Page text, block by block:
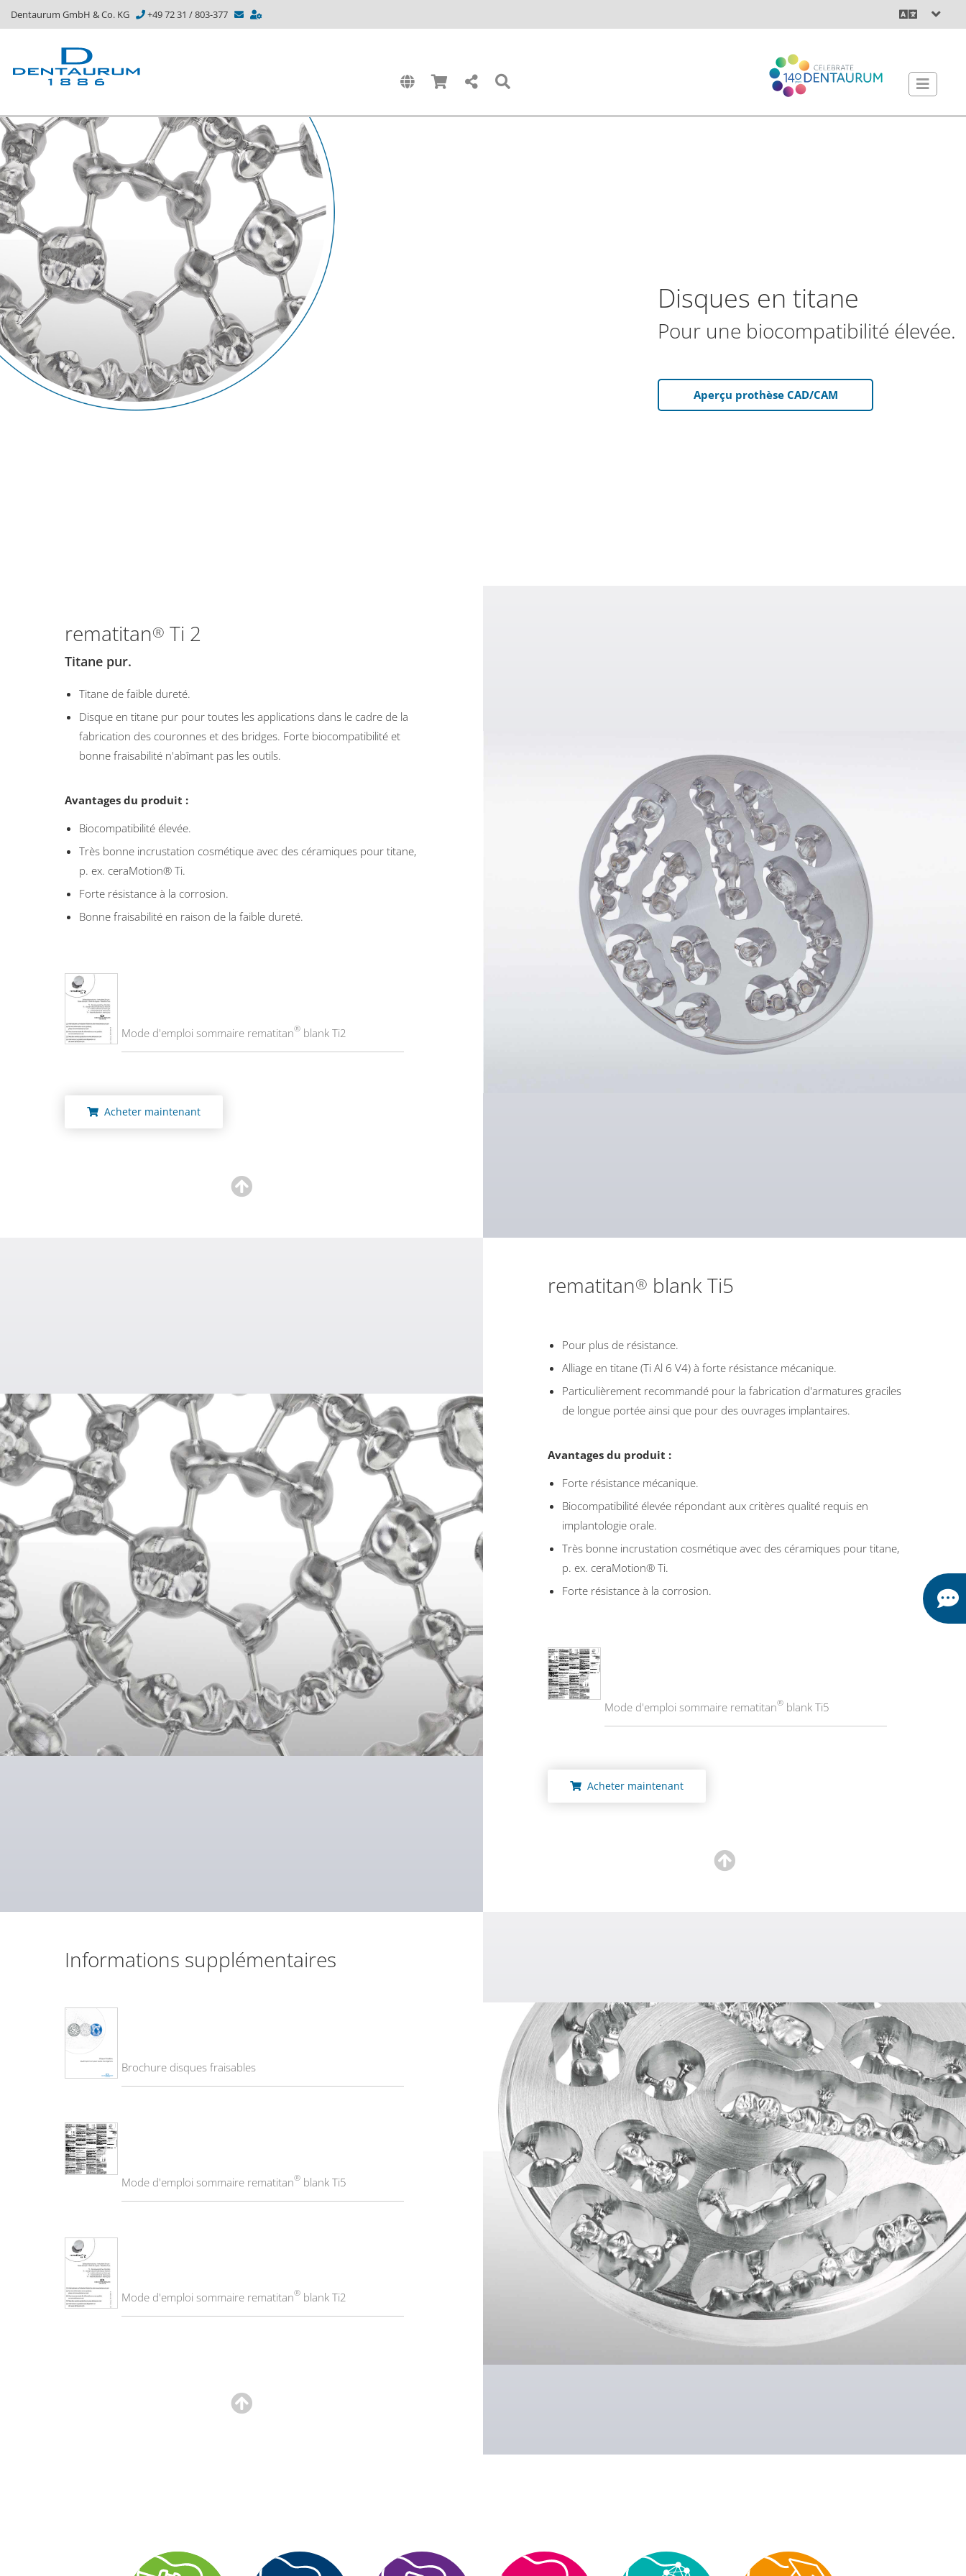
Dentaurum GmbH & Co. KG +49 72 31 / 803-377
Disques en titane
Pour une biocompatibilité élevée.
Aperçu prothèse CAD/CAM
rematitan® Ti 2
Titane pur.
Titane de faible dureté.
Disque en titane pur pour toutes les applications dans le cadre de la
fabrication des couronnes et des bridges. Forte biocompatibilité et
bonne fraisabilité n'abîmant pas les outils.
Avantages du produit :
Biocompatibilité élevée.
Très bonne incrustation cosmétique avec des céramiques pour titane,
p. ex. ceraMotion® Ti.
Forte résistance à la corrosion.
Bonne fraisabilité en raison de la faible dureté.
Mode d'emploi sommaire rematitan®blank Ti2
Acheter maintenant
rematitan® blank Ti5
Pour plus de résistance.
Alliage en titane (Ti Al 6 V4) à forte résistance mécanique.
Particulièrement recommandé pour la fabrication d'armatures graciles
de longue portée ainsi que pour des ouvrages implantaires.
Avantages du produit :
Forte résistance mécanique.
Biocompatibilité élevée répondant aux critères qualité requis en
implantologie orale.
Très bonne incrustation cosmétique avec des céramiques pour titane,
p. ex. ceraMotion® Ti.
Forte résistance à la corrosion.
Mode d'emploi sommaire rematitan®blank Ti5
Acheter maintenant
Informations supplémentaires
Brochure disques fraisables
Mode d'emploi sommaire rematitan®blank Ti5
Mode d'emploi sommaire rematitan®blank Ti2